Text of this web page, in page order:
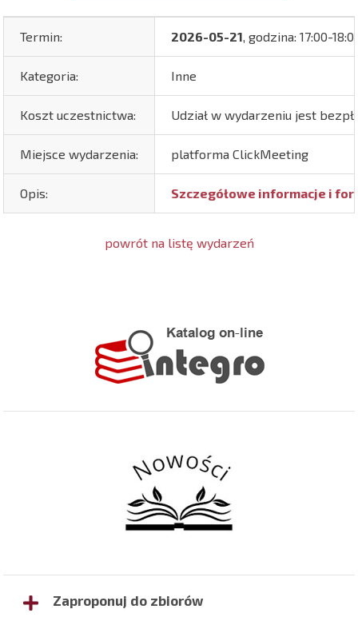
Termin: 2026-05-21, godzina: 17:00-
Kategoria: Inne
Koszt uczestnictwa: Udział w wydarzeniu jest
Miejsce wydarzenia: platforma ClickMeeting
Opis: Szczegółowe informacje i
powrót na listę wydarzeń
Zaproponuj do zbiorów